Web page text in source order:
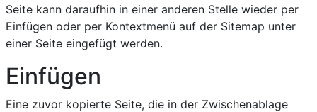
Seite kann daraufhin in einer anderen Stelle wieder per
Einfügen oder per Kontextmenü auf der Sitemap unter
einer Seite eingefügt werden.
Einfügen
Eine zuvor kopierte Seite, die in der Zwischenablage